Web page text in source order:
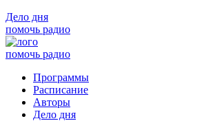
Дело дня
помочь радио
помочь радио
Программы
Расписание
Авторы
Дело дня